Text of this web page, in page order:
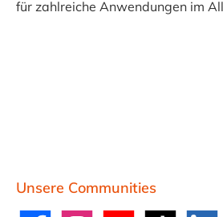
für zahlreiche Anwendungen im
Unsere Communities